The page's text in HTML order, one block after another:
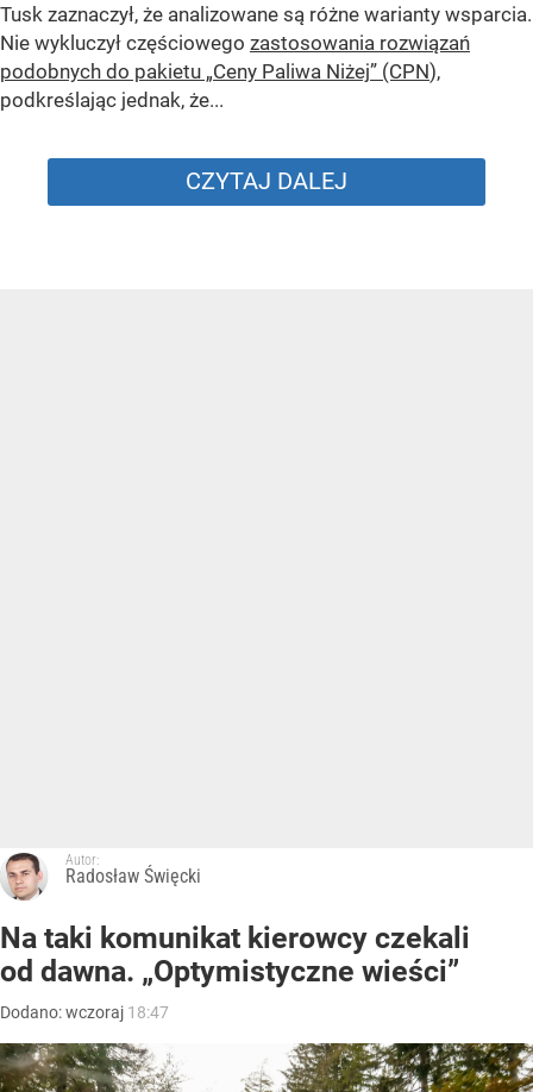
Tusk zaznaczył, że analizowane są różne warianty wsparcia.
Nie wykluczył częściowego zastosowania rozwiązań
podobnych do pakietu „Ceny Paliwa Niżej” (CPN),
podkreślając jednak, że...
CZYTAJ DALEJ
Autor:
Radosław Święcki
Na taki komunikat kierowcy czekali
od dawna. „Optymistyczne wieści”
Dodano:wczoraj 18:47